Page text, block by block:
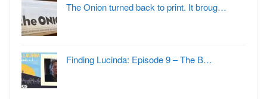
The Onion turned back to print. It broug…
Finding Lucinda: Episode 9 – The B…